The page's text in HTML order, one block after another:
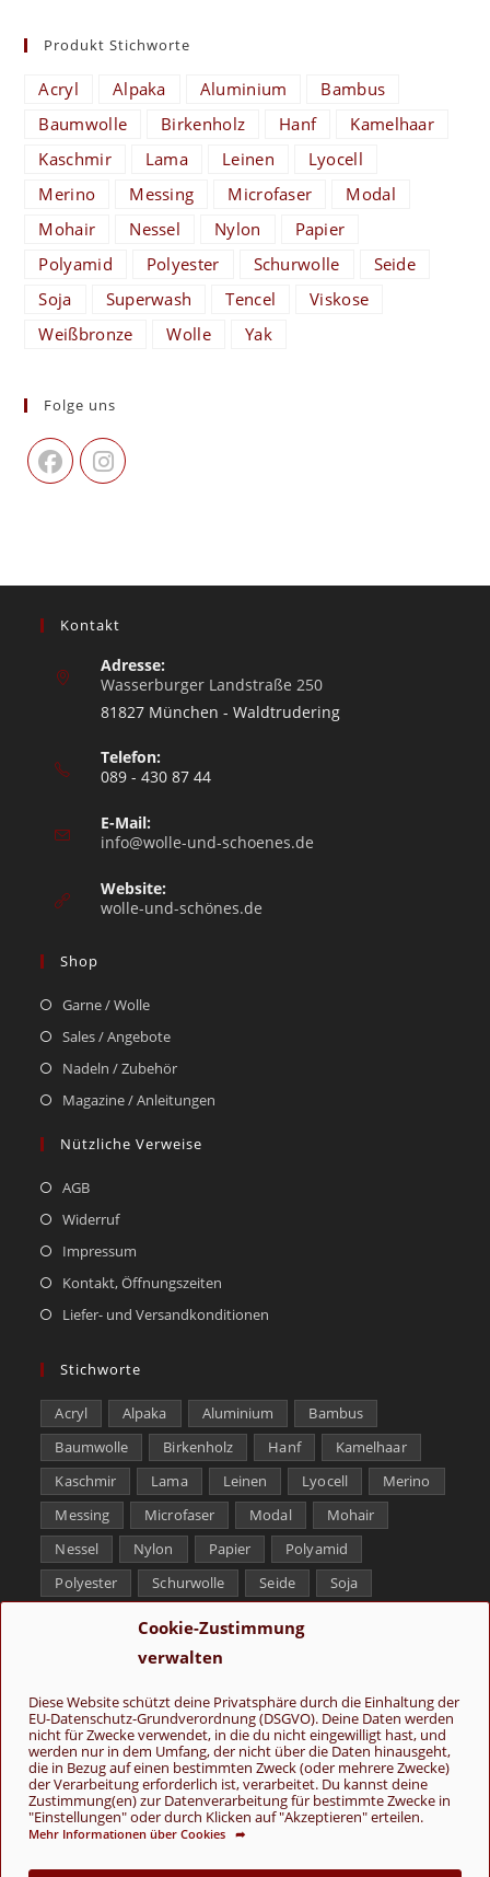
Cookie-Zustimmung
verwalten
Diese Website schützt deine Privatsphäre durch die Einhaltung der
EU-Datenschutz-Grundverordnung (DSGVO). Deine Daten werden
nicht für Zwecke verwendet, in die du nicht eingewilligt hast, und
werden nur in dem Umfang, der nicht über die Daten hinausgeht,
die in Bezug auf einen bestimmten Zweck (oder mehrere Zwecke)
der Verarbeitung erforderlich ist, verarbeitet. Du kannst deine
Zustimmung(en) zur Datenverarbeitung für bestimmte Zwecke in
"Einstellungen" oder durch Klicken auf "Akzeptieren" erteilen.
Mehr Informationen über Cookies ➦
Produkt Stichworte
Acryl Alpaka Aluminium
Bambus
Baumwolle
Birkenholz Hanf
Kamelhaar
Kaschmir
Lama Leinen
Lyocell
Merino
Messing Microfaser
Modal
Mohair
Nessel Nylon
Papier
Polyamid
Polyester Schurwolle
Seide
Soja
Superwash Tencel
Viskose
Weißbronze
Wolle Yak
Folge uns
Kontakt
Adresse:
Wasserburger Landstraße 250
81827 München - Waldtrudering
Telefon:
089 - 430 87 44
E-Mail:
info@wolle-und-schoenes.de
Website:
wolle-und-schönes.de
Shop
Garne / Wolle
Sales / Angebote
Nadeln / Zubehör
Magazine / Anleitungen
Nützliche Verweise
AGB
Widerruf
Impressum
Kontakt, Öffnungszeiten
Liefer- und Versandkonditionen
Stichworte
Acryl Alpaka Aluminium
Bambus
Baumwolle
Birkenholz Hanf
Kamelhaar
Kaschmir
Lama Leinen Lyocell
Merino
Messing
Microfaser Modal
Mohair
Nessel
Nylon Papier
Polyamid
Polyester
Schurwolle Seide
Soja
Tencel
Yak
Folge uns